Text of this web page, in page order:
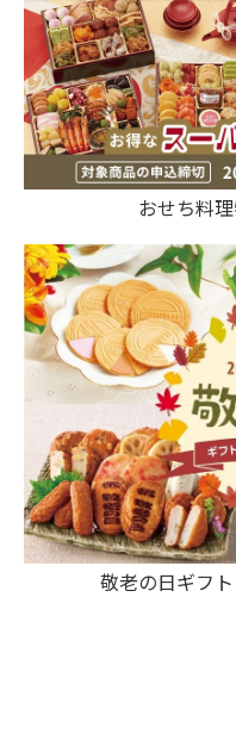
おせち料
敬老の日ギフ